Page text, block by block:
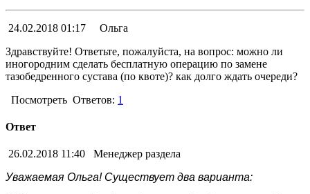
24.02.2018 01:17
Ольга
Здравствуйте! Ответьте, пожалуйста, на вопрос: можно ли
иногородним сделать бесплатную операцию по замене
тазобедренного сустава (по квоте)? как долго ждать очереди?
Посмотреть Ответов: 1
Ответ
26.02.2018 11:40
Менеджер раздела
Уважаемая Ольга! Существует два варианта: